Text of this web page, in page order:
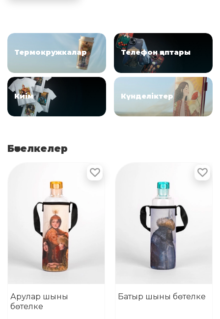
Термокружкалар ㅤㅤㅤㅤㅤㅤㅤТелефон қаптары
ㅤㅤㅤㅤㅤㅤㅤㅤㅤㅤㅤㅤㅤㅤКиім Күнделіктер
Бөтелкелер
Арулар шыны
бөтелке
Батыр шыны бөтелке